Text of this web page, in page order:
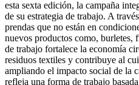
esta sexta edición, la campaña
de su estrategia de trabajo. A
prendas que no están en
nuevos productos como, burletes,
de trabajo fortalece la economía
residuos textiles y contribuye al
ampliando el impacto social de la
refleja una forma de trabajo